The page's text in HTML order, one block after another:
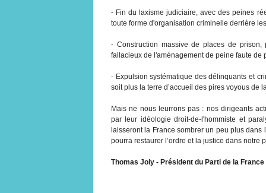
- Fin du laxisme judiciaire, avec des peines
toute forme d'organisation criminelle derrière
- Construction massive de places de
fallacieux de l'aménagement de peine faute de
- Expulsion systématique des délinquants et
soit plus la terre d’accueil des pires voyous de
Mais ne nous leurrons pas : nos dirigeants
par leur idéologie droit-de-l'hommiste et
laisseront la France sombrer un peu plus
pourra restaurer l’ordre et la justice dans notre
Thomas Joly - Président du Parti de la France